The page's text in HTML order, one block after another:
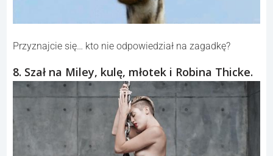
7. Trend na facebookowe żyrafkyyyy